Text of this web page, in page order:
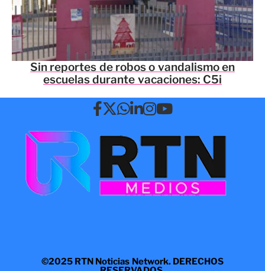
Sin reportes de robos o vandalismo en
escuelas durante vacaciones: C5i
©2025 RTN Noticias Network. DERECHOS